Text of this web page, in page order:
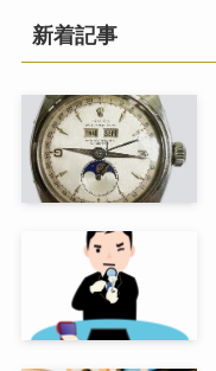
新着記事